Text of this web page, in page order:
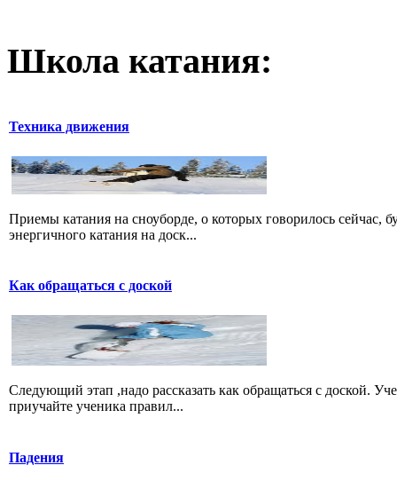
Школа катания:
Техника движения
Приемы катания на сноуборде, о которых говорилось сейчас,
энергичного катания на доск...
Как обращаться с доской
Следующий этап ,надо рассказать как обращаться с доской.
приучайте ученика правил...
Падения